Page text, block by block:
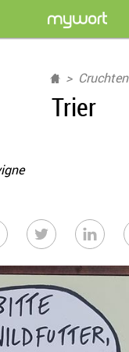
Cruchten
Trier